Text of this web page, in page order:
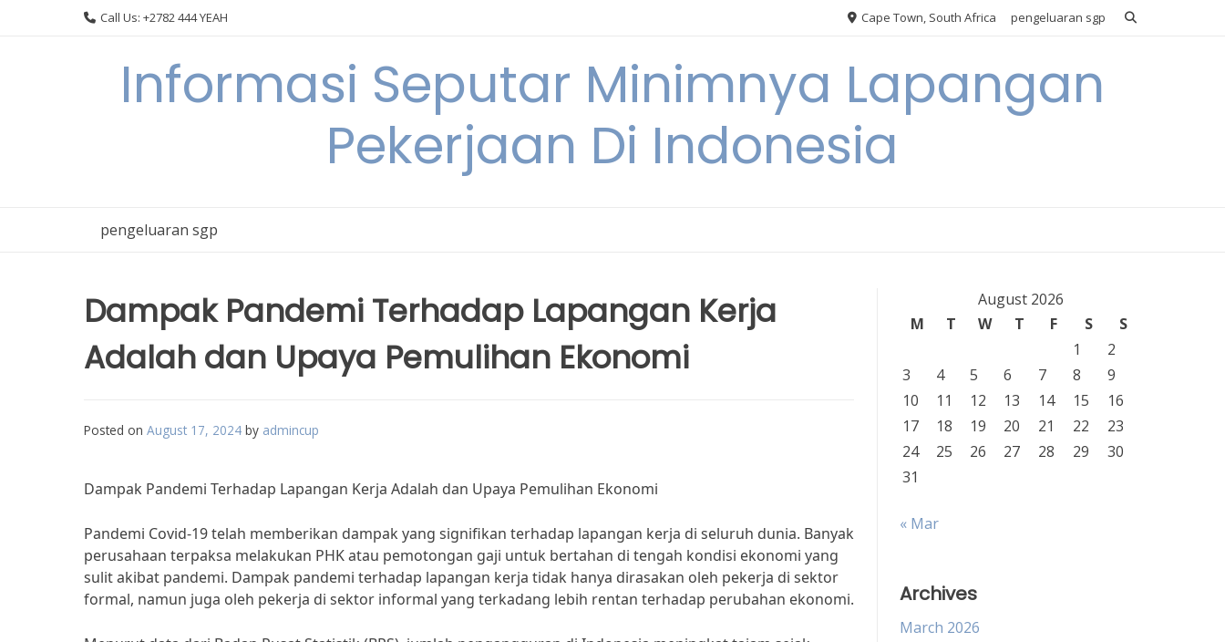
Call Us: +2782 444 YEAH Cape Town, South Africa pengeluaran sgp
Informasi Seputar Minimnya Lapangan
Pekerjaan Di Indonesia
pengeluaran sgp
Dampak Pandemi Terhadap Lapangan Kerja
Adalah dan Upaya Pemulihan Ekonomi
Posted on August 17, 2024 by admincup
Dampak Pandemi Terhadap Lapangan Kerja Adalah dan Upaya Pemulihan Ekonomi
Pandemi Covid-19 telah memberikan dampak yang signifikan terhadap lapangan kerja di seluruh dunia. Banyak
perusahaan terpaksa melakukan PHK atau pemotongan gaji untuk bertahan di tengah kondisi ekonomi yang
sulit akibat pandemi. Dampak pandemi terhadap lapangan kerja tidak hanya dirasakan oleh pekerja di sektor
formal, namun juga oleh pekerja di sektor informal yang terkadang lebih rentan terhadap perubahan ekonomi.
August 2026
M
T W T F S
S
1
2
3
4 5 6 7 8
9
10
11 12 13 14 15
16
17
18 19 20 21 22
23
24
25 26 27 28 29
30
31
« Mar
Archives
March 2026